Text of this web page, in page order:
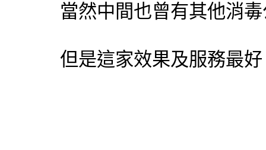
當然中間也曾有其他消
但是這家效果及服務最好